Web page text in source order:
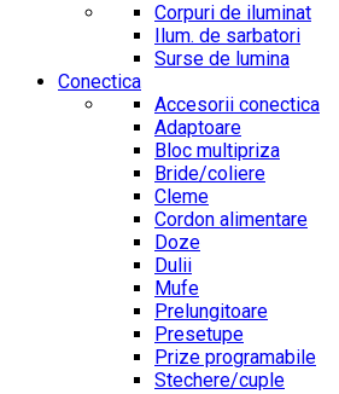
Corpuri de iluminat
Ilum. de sarbatori
Surse de lumina
Conectica
Accesorii conectica
Adaptoare
Bloc multipriza
Bride/coliere
Cleme
Cordon alimentare
Doze
Dulii
Mufe
Prelungitoare
Presetupe
Prize programabile
Stechere/cuple